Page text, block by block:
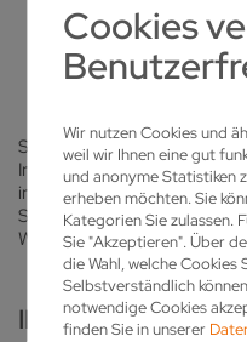
Cookies
Wir nutzen Cookies und
weil wir Ihnen eine gut
und anonyme Statistiken
erheben möchten. Sie
Kategorien Sie zulassen.
Sie "Akzeptieren". Über
die Wahl, welche
Selbstverständlich
notwendige Cookies
finden Sie in unserer
Sie haben Fragen zu
Informationen zu unseren
individuelles Angebot? Mit
Sie uns schnell und bequem.
Wir melden uns bei Ihnen.
IHRE